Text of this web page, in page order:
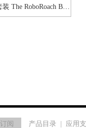
机械蟑螂套装 The RoboRoach Bundle
产品目录
应用